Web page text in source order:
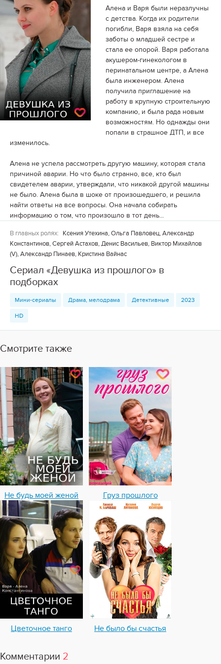
Алена и Варя были неразлучны
с детства. Когда их родители
погибли, Варя взяла на себя
заботы о младшей сестре и
стала ее опорой. Варя работала
акушером-гинекологом в
перинатальном центре, а Алена
была инженером. Алена
получила приглашение на
работу в крупную строительную
компанию, и была рада новым
возможностям. Но однажды они
попали в страшное ДТП, и все
изменилось.
Алена не успела рассмотреть другую машину, которая стала
причиной аварии. Но что было странно, все, кто был
свидетелем аварии, утверждали, что никакой другой машины
не было. Алена была в шоке от произошедшего, и решила
найти ответы на все вопросы. Она начала собирать
информацию о том, что произошло в тот день...
В главных ролях:
Ксения Утехина, Ольга Павловец, Александр
Константинов, Сергей Астахов, Денис Васильев, Виктор Михайлов
(V), Александр Пинаев, Кристина Вайнас
Сериал «Девушка из прошлого» в
подборках
Мини-сериалы Драма, мелодрама Детективные 2023
HD
Смотрите также
Не будь моей женой Груз прошлого
Цветочное танго Не было бы счастья
Комментарии 2